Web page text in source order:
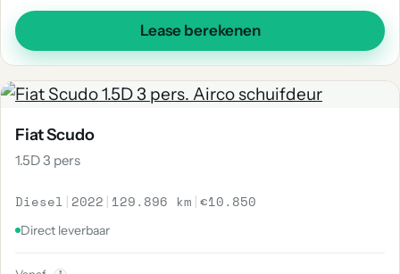
Lease berekenen
Fiat Scudo
1.5D 3 pers
Diesel | 2022 | 129.896 km |€10.850
Direct leverbaar